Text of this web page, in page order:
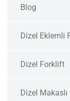
Blog
Dizel Eklemli
Dizel Forklift
Dizel